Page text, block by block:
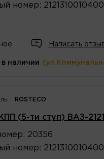
номер :
Написать
в наличии
ROSTECO
(5-ти ступ) ВАЗ-
: 20356
номер :